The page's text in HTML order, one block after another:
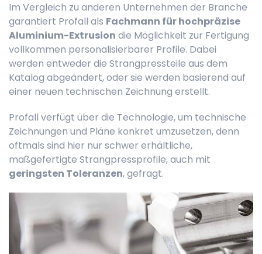
Im Vergleich zu anderen Unternehmen der Branche
garantiert Profall als Fachmann für hochpräzise
Aluminium-Extrusion die Möglichkeit zur Fertigung
vollkommen personalisierbarer Profile. Dabei
werden entweder die Strangpressteile aus dem
Katalog abgeändert, oder sie werden basierend auf
einer neuen technischen Zeichnung erstellt.
Profall verfügt über die Technologie, um technische
Zeichnungen und Pläne konkret umzusetzen, denn
oftmals sind hier nur schwer erhältliche,
maßgefertigte Strangpressprofile, auch mit
geringsten Toleranzen, gefragt.